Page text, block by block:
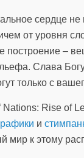
сердце не
от уровня
построение –
Слава
только с
Nations: Rise of
и
мир к этому